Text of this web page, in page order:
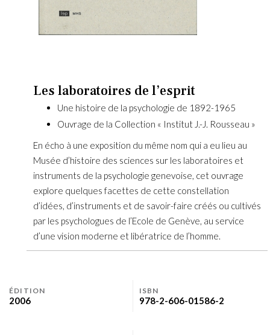
Les laboratoires de l’esprit
Une histoire de la psychologie de 1892-1965
Ouvrage de la Collection « Institut J.-J. Rousseau »
En écho à une exposition du même nom qui a eu lieu au
Musée d’histoire des sciences sur les laboratoires et
instruments de la psychologie genevoise, cet ouvrage
explore quelques facettes de cette constellation
d’idées, d’instruments et de savoir-faire créés ou cultivés
par les psychologues de l’Ecole de Genève, au service
d’une vision moderne et libératrice de l’homme.
beginning
of
the
images
ÉDITION
2006
ISBN
978-2-606-01586-2